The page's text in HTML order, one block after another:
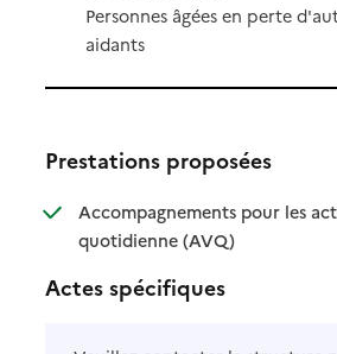
Personnes âgées en perte
aidants
Prestations proposées
Accompagnements pour les
quotidienne (AVQ): disponible
: non disponible
Actes spécifiques